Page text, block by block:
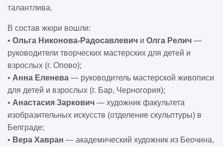
талантлива.
В состав жюри вошли:
• Ольга Никонова-Радосавлевич и Олга Релич —
руководители творческих мастерских для детей и
взрослых (г. Опово);
• Анна Еленева — руководитель мастерской живописи
для детей и взрослых (г. Бар, Черногория);
• Анастасия Заркович — художник факультета
изобразительных искусств (отделение скульптуры) в
Белграде;
• Вера Хавран — академический художник из Беочина,